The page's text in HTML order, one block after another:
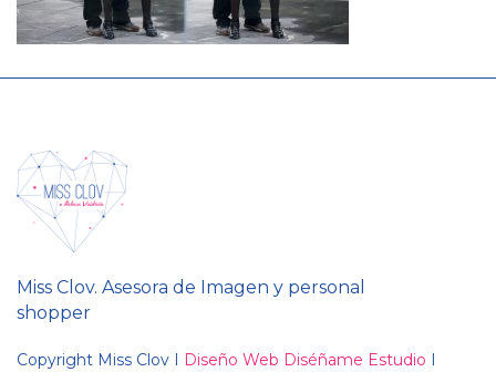
Miss Clov. Asesora de Imagen y personal
shopper
Copyright Miss Clov I Diseño Web Diséñame Estudio I